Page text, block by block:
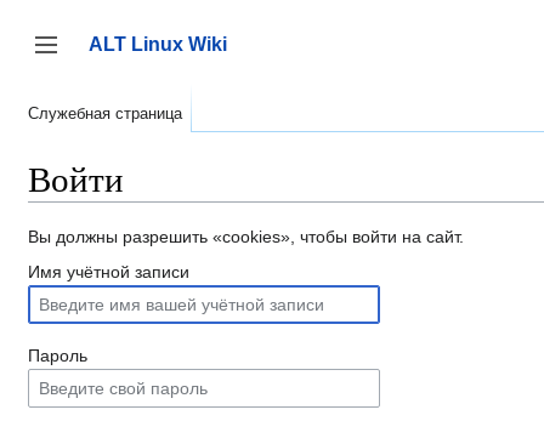
содержанию
Переключить боковую панель
ALT Linux Wiki
Служебная страница
Войти
Вы должны разрешить «cookies», чтобы войти на сайт.
Имя учётной записи
Пароль